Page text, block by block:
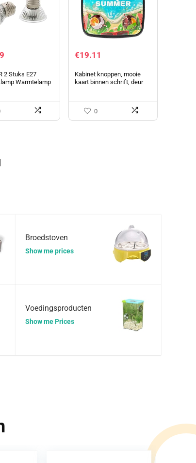
2 Stuks E27
Warmtelamp
€19.11
Kabinet knoppen, mooie
kaart binnen schrift, deur
handgrepen kristal glas…
0
Broedstoven
Show me prices
Voedingsproducten
Show me Prices